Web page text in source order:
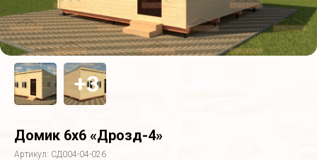
Домик 6х6 «Дрозд-4»
Артикул: СД004-04-026